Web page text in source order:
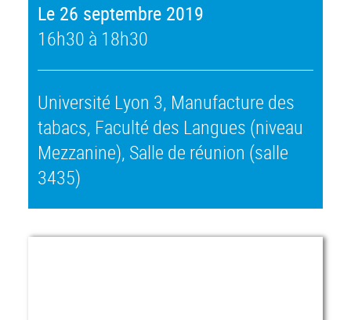
Le 26 septembre 2019
16h30 à 18h30
Université Lyon 3, Manufacture des
tabacs, Faculté des Langues (niveau
Mezzanine), Salle de réunion (salle
3435)